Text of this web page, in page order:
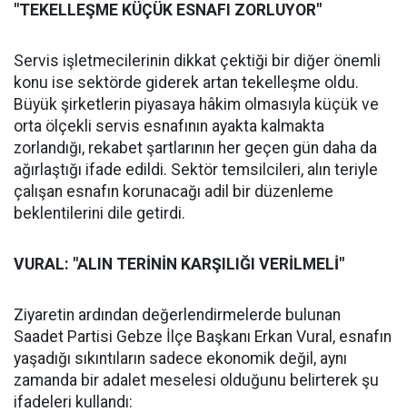
"TEKELLEŞME KÜÇÜK ESNAFI ZORLUYOR"
Servis işletmecilerinin dikkat çektiği bir diğer önemli
konu ise sektörde giderek artan tekelleşme oldu.
Büyük şirketlerin piyasaya hâkim olmasıyla küçük ve
orta ölçekli servis esnafının ayakta kalmakta
zorlandığı, rekabet şartlarının her geçen gün daha da
ağırlaştığı ifade edildi. Sektör temsilcileri, alın teriyle
çalışan esnafın korunacağı adil bir düzenleme
beklentilerini dile getirdi.
VURAL: "ALIN TERİNİN KARŞILIĞI VERİLMELİ"
Ziyaretin ardından değerlendirmelerde bulunan
Saadet Partisi Gebze İlçe Başkanı Erkan Vural, esnafın
yaşadığı sıkıntıların sadece ekonomik değil, aynı
zamanda bir adalet meselesi olduğunu belirterek şu
ifadeleri kullandı: